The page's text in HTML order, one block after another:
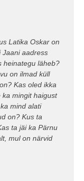
Latika Oskar on
Jaani aadress
heinategu läheb?
on ilmad küll
Kas oled ikka
mingit haigust
mind alati
on? Kus ta
ta jäi ka Pärnu
mul on närvid